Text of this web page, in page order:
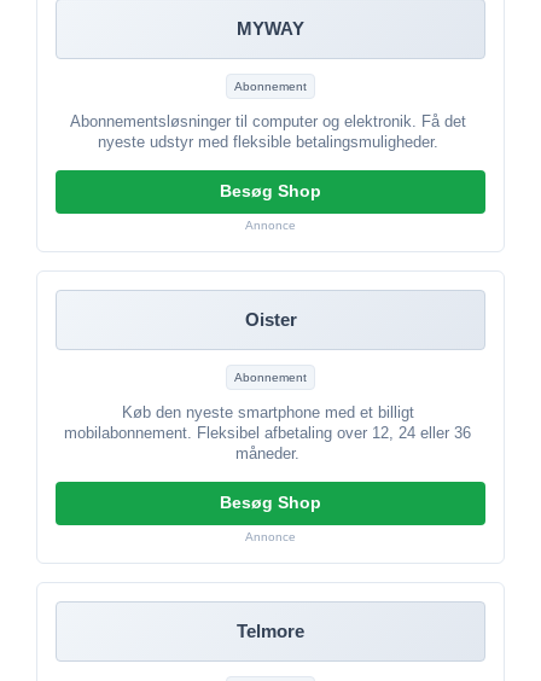
MYWAY
Abonnement
Abonnementsløsninger til computer og elektronik. Få det
nyeste udstyr med fleksible betalingsmuligheder.
Besøg Shop
Annonce
Oister
Abonnement
Køb den nyeste smartphone med et billigt
mobilabonnement. Fleksibel afbetaling over 12, 24 eller 36
måneder.
Besøg Shop
Annonce
Telmore